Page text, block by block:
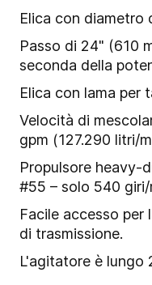
Elica con diametro
Passo di 24" (610
seconda della
Elica con lama per
Velocità di
gpm (127.290 litri/
Propulsore heavy-
#55 – solo 540 giri/
Facile accesso per
di trasmissione.
L'agitatore è lungo